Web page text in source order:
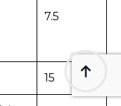
7.5
15